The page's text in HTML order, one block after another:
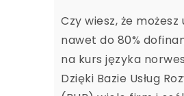
Czy wiesz, że możesz
nawet do 80%
na kurs języka
Dzięki Bazie Usług